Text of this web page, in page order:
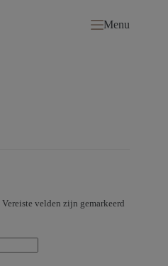
Menu
Vereiste velden zijn gemarkeerd